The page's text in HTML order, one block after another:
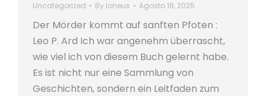
Uncategorized By loneus Agosto 18, 2025
Der Mörder kommt auf sanften Pfoten :
Leo P. Ard Ich war angenehm überrascht,
wie viel ich von diesem Buch gelernt habe.
Es ist nicht nur eine Sammlung von
Geschichten, sondern ein Leitfaden zum